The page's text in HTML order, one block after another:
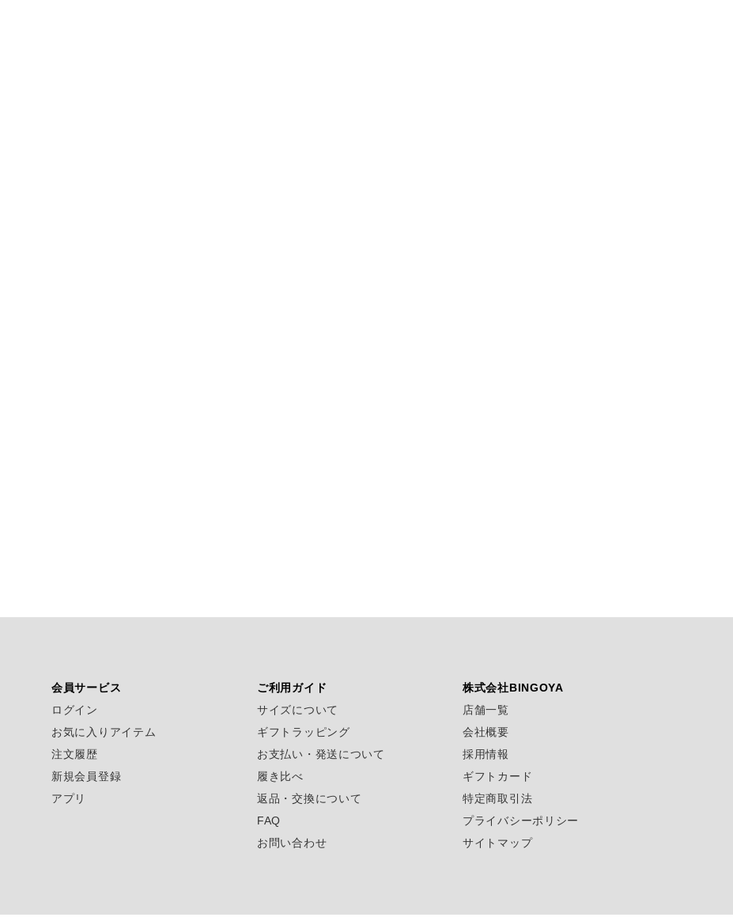
会員サービス
ログイン
お気に入りアイテム
注文履歴
新規会員登録
アプリ
ご利用ガイド
サイズについて
ギフトラッピング
お支払い・発送について
履き比べ
返品・交換について
FAQ
お問い合わせ
株式会社BINGOYA
店舗一覧
会社概要
採用情報
ギフトカード
特定商取引法
プライバシーポリシー
サイトマップ